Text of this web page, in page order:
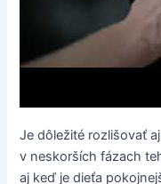
Je dôležité rozlišovať
v neskorších fázach
aj keď je dieťa